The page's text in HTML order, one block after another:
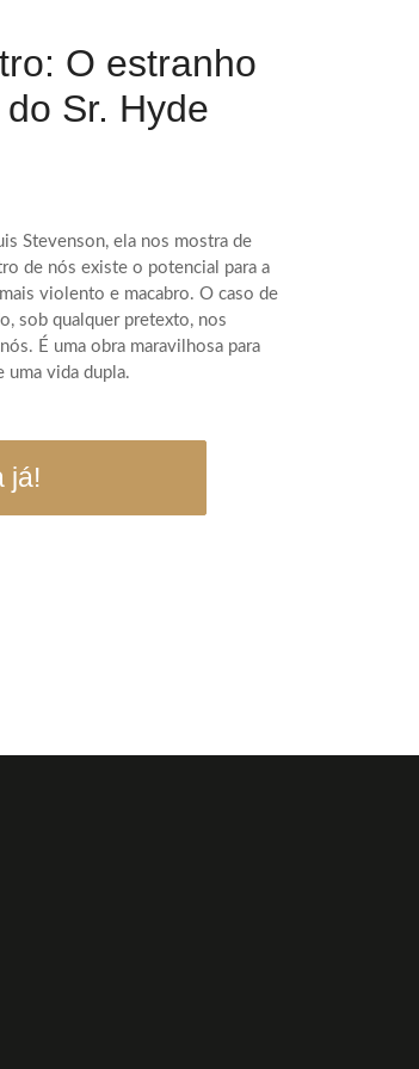
O estranho
Sr. Hyde
Stevenson, ela nos mostra de
de nós existe o potencial para a
violento e macabro. O caso de
sob qualquer pretexto, nos
É uma obra maravilhosa para
vida dupla.
já!